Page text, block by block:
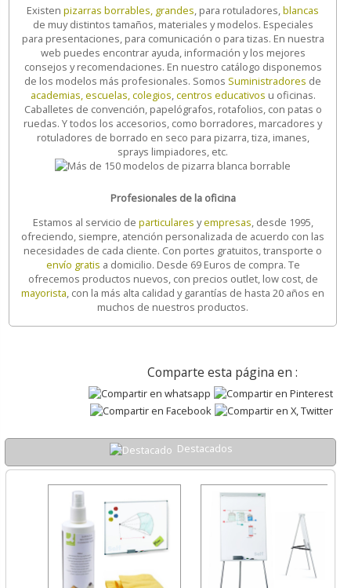
Existenpizarras borrables, grandes, para rotuladores,blancas
de muy distintos tamaños, materiales y modelos. Especiales
para presentaciones, para comunicación o para tizas. En nuestra
web puedes encontrar ayuda, información y los mejores
consejos y recomendaciones. En nuestro catálogo disponemos
de los modelos más profesionales. Somos Suministradores de
academias, escuelas, colegios,centros educativos u oficinas.
Caballetes de convención, papelógrafos, rotafolios, con patas o
ruedas. Y todos los accesorios, como borradores, marcadores y
rotuladores de borrado en seco para pizarra, tiza, imanes,
sprays limpiadores, etc.
Profesionales de la oficina
Estamos al servicio de particulares yempresas, desde 1995,
ofreciendo, siempre, atención personalizada de acuerdo con las
necesidades de cada cliente. Con portes gratuitos, transporte o
envío gratis a domicilio. Desde 69 Euros de compra. Te
ofrecemos productos nuevos, con precios outlet, low cost, de
mayorista, con la más alta calidad y garantías de hasta 20 años en
muchos de nuestros productos.
Comparte esta página en :
Destacados